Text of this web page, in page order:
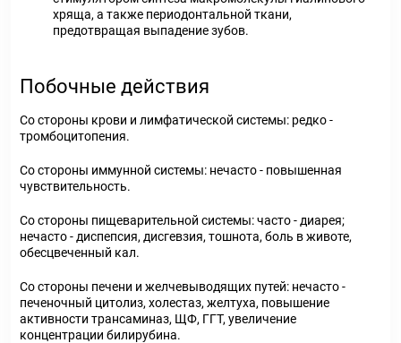
хряща, а также периодонтальной ткани,
предотвращая выпадение зубов.
Побочные действия
Со стороны крови и лимфатической системы: редко -
тромбоцитопения.
Со стороны иммунной системы: нечасто - повышенная
чувствительность.
Со стороны пищеварительной системы: часто - диарея;
нечасто - диспепсия, дисгевзия, тошнота, боль в животе,
обесцвеченный кал.
Со стороны печени и желчевыводящих путей: нечасто -
печеночный цитолиз, холестаз, желтуха, повышение
активности трансаминаз, ЩФ, ГГТ, увеличение
концентрации билирубина.